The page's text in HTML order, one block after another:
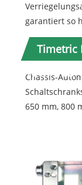
garantiert so
Timetric
10 kV
Chassis-
650 mm, 800